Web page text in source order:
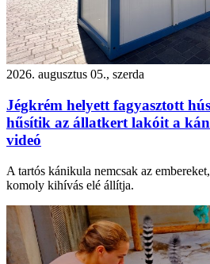
2026. augusztus 05., szerda
Jégkrém helyett fagyasztott
hűsítik az állatkert lakóit a
videó
A tartós kánikula nemcsak az
komoly kihívás elé állítja.